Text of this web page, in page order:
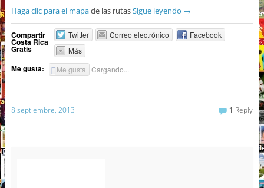
Haga clic para el mapade las rutasSigue leyendo →
Compartir
Costa Rica
Gratis
Twitter Correo electrónico
Facebook
Más
Me gusta: Me gusta Cargando...
8 septiembre, 2013 1 Reply